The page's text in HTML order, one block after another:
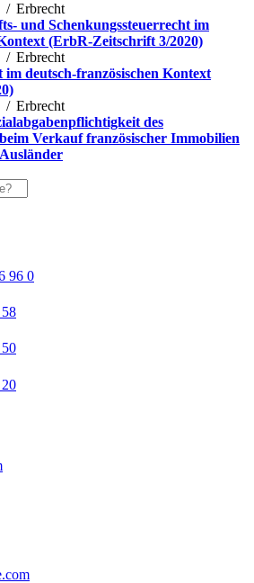
/ Erbrecht
und Schenkungssteuerrecht im
(ErbR-Zeitschrift 3/2020)
/ Erbrecht
im deutsch-französischen Kontext
/ Erbrecht
des
Verkauf französischer Immobilien
96 0